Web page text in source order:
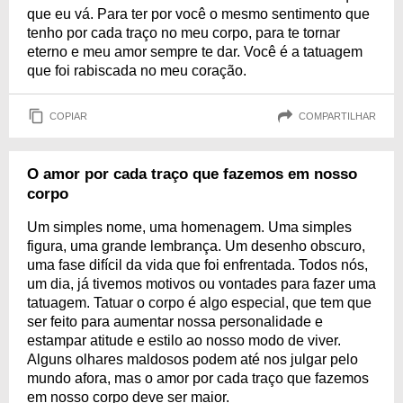
que eu vá. Para ter por você o mesmo sentimento que
tenho por cada traço no meu corpo, para te tornar
eterno e meu amor sempre te dar. Você é a tatuagem
que foi rabiscada no meu coração.
COPIAR COMPARTILHAR
O amor por cada traço que fazemos em nosso
corpo
Um simples nome, uma homenagem. Uma simples
figura, uma grande lembrança. Um desenho obscuro,
uma fase difícil da vida que foi enfrentada. Todos nós,
um dia, já tivemos motivos ou vontades para fazer uma
tatuagem. Tatuar o corpo é algo especial, que tem que
ser feito para aumentar nossa personalidade e
estampar atitude e estilo ao nosso modo de viver.
Alguns olhares maldosos podem até nos julgar pelo
mundo afora, mas o amor por cada traço que fazemos
em nosso corpo deve ser maior.